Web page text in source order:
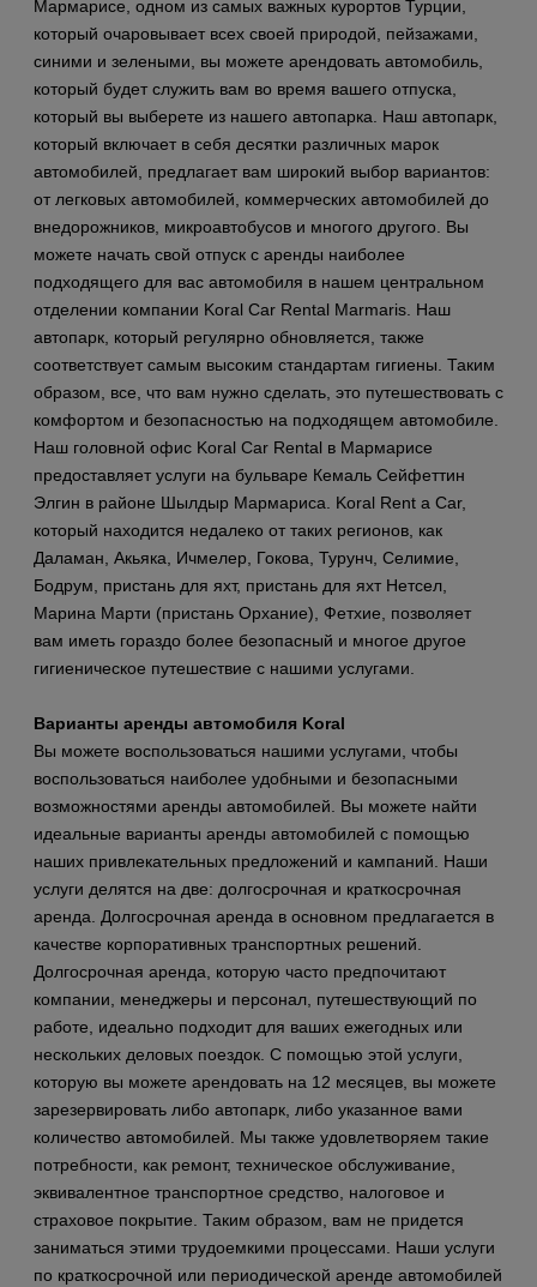
Мармарисе, одном из самых важных курортов Турции,
который очаровывает всех своей природой, пейзажами,
синими и зелеными, вы можете арендовать автомобиль,
который будет служить вам во время вашего отпуска,
который вы выберете из нашего автопарка. Наш автопарк,
который включает в себя десятки различных марок
автомобилей, предлагает вам широкий выбор вариантов:
от легковых автомобилей, коммерческих автомобилей до
внедорожников, микроавтобусов и многого другого. Вы
можете начать свой отпуск с аренды наиболее
подходящего для вас автомобиля в нашем центральном
отделении компании Koral Car Rental Marmaris. Наш
автопарк, который регулярно обновляется, также
соответствует самым высоким стандартам гигиены. Таким
образом, все, что вам нужно сделать, это путешествовать с
комфортом и безопасностью на подходящем автомобиле.
Наш головной офис Koral Car Rental в Мармарисе
предоставляет услуги на бульваре Кемаль Сейфеттин
Элгин в районе Шылдыр Мармариса. Koral Rent a Car,
который находится недалеко от таких регионов, как
Даламан, Акьяка, Ичмелер, Гокова, Турунч, Селимие,
Бодрум, пристань для яхт, пристань для яхт Нетсел,
Марина Марти (пристань Орхание), Фетхие, позволяет
вам иметь гораздо более безопасный и многое другое
гигиеническое путешествие с нашими услугами.
Варианты аренды автомобиля Koral
Вы можете воспользоваться нашими услугами, чтобы
воспользоваться наиболее удобными и безопасными
возможностями аренды автомобилей. Вы можете найти
идеальные варианты аренды автомобилей с помощью
наших привлекательных предложений и кампаний. Наши
услуги делятся на две: долгосрочная и краткосрочная
аренда. Долгосрочная аренда в основном предлагается в
качестве корпоративных транспортных решений.
Долгосрочная аренда, которую часто предпочитают
компании, менеджеры и персонал, путешествующий по
работе, идеально подходит для ваших ежегодных или
нескольких деловых поездок. С помощью этой услуги,
которую вы можете арендовать на 12 месяцев, вы можете
зарезервировать либо автопарк, либо указанное вами
количество автомобилей. Мы также удовлетворяем такие
потребности, как ремонт, техническое обслуживание,
эквивалентное транспортное средство, налоговое и
страховое покрытие. Таким образом, вам не придется
заниматься этими трудоемкими процессами. Наши услуги
по краткосрочной или периодической аренде автомобилей